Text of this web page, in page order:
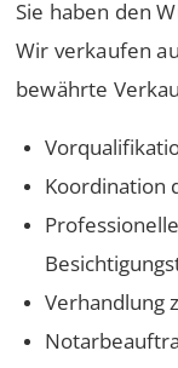
Sie haben den
Wir verkaufen
bewährte
Koordination
Verhandlung